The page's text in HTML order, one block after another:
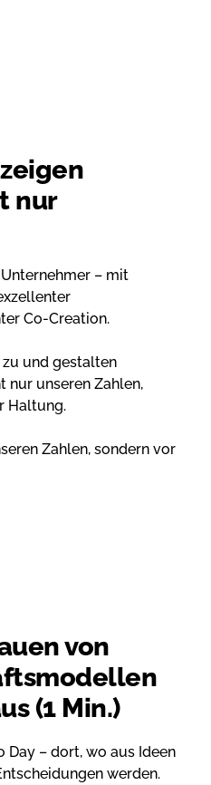
nur
– mit
Co-Creation.
und gestalten
nur unseren Zahlen,
Haltung.
Zahlen, sondern vor
von
(1 Min.)
Day – dort, wo aus Ideen
werden.